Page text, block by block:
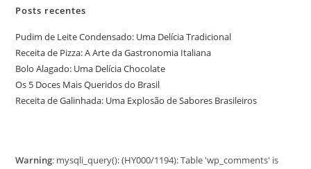
Posts recentes
Pudim de Leite Condensado: Uma Delícia Tradicional
Receita de Pizza: A Arte da Gastronomia Italiana
Bolo Alagado: Uma Delícia Chocolate
Os 5 Doces Mais Queridos do Brasil
Receita de Galinhada: Uma Explosão de Sabores Brasileiros
Warning: mysqli_query(): (HY000/1194): Table 'wp_comments' is